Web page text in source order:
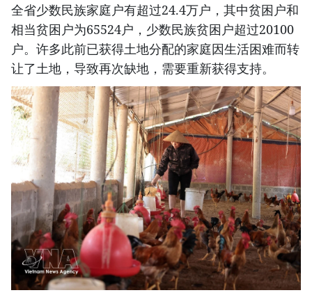
全省少数民族家庭户有超过24.4万户，其中贫困户和
相当贫困户为65524户，少数民族贫困户超过20100
户。许多此前已获得土地分配的家庭因生活困难而转
让了土地，导致再次缺地，需要重新获得支持。